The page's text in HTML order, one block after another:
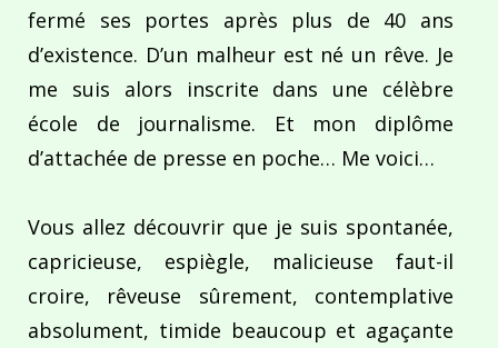
fermé ses portes après plus de 40 ans
d’existence. D’un malheur est né un rêve. Je
me suis alors inscrite dans une célèbre
école de journalisme. Et mon diplôme
d’attachée de presse en poche… Me voici…
Vous allez découvrir que je suis spontanée,
capricieuse, espiègle, malicieuse faut-il
croire, rêveuse sûrement, contemplative
absolument, timide beaucoup et agaçante